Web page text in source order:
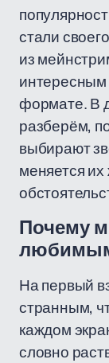
стали
из
интересным
формате. В
разберём,
выбирают
меняется
Почему
На первый
странным,
каждом
словно